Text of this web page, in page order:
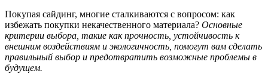
Покупая сайдинг, многие сталкиваются с вопросом: как
избежать покупки некачественного материала? Основные
критерии выбора, такие как прочность, устойчивость к
внешним воздействиям и экологичность, помогут вам сделать
правильный выбор и предотвратить возможные проблемы в
будущем.